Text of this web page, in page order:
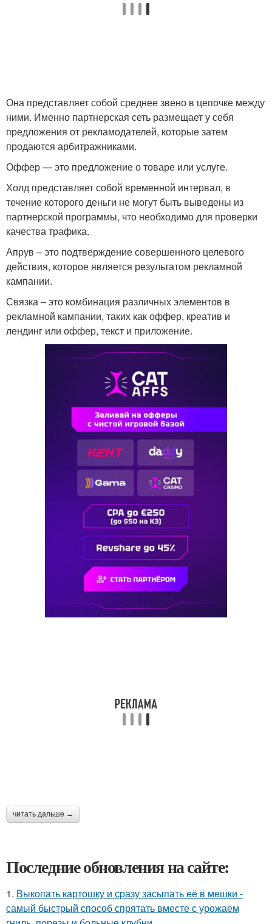
Она представляет собой среднее звено в цепочке между
ними. Именно партнерская сеть размещает у себя
предложения от рекламодателей, которые затем
продаются арбитражниками.
Оффер — это предложение о товаре или услуге.
Холд представляет собой временной интервал, в
течение которого деньги не могут быть выведены из
партнерской программы, что необходимо для проверки
качества трафика.
Апрув – это подтверждение совершенного целевого
действия, которое является результатом рекламной
кампании.
Связка – это комбинация различных элементов в
рекламной кампании, таких как оффер, креатив и
лендинг или оффер, текст и приложение.
читать дальше →
Последние обновления на сайте:
1. Выкопать картошку и сразу засыпать её в мешки -
самый быстрый способ спрятать вместе с урожаем